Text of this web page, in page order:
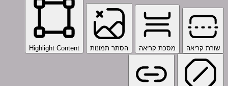
שורת קריאה מסכת קריאה הסתר תמונות Highlight Content